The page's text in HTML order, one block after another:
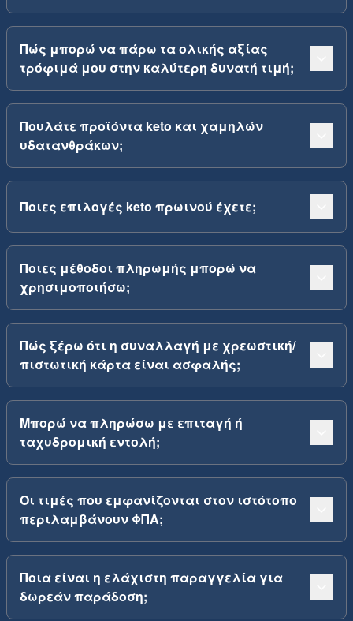
Πώς μπορώ να πάρω τα ολικής αξίας
τρόφιμά μου στην καλύτερη δυνατή τιμή;
Πουλάτε προϊόντα keto και χαμηλών
υδατανθράκων;
Ποιες επιλογές keto πρωινού έχετε;
Ποιες μέθοδοι πληρωμής μπορώ να
χρησιμοποιήσω;
Πώς ξέρω ότι η συναλλαγή με χρεωστική/
πιστωτική κάρτα είναι ασφαλής;
Μπορώ να πληρώσω με επιταγή ή
ταχυδρομική εντολή;
Οι τιμές που εμφανίζονται στον ιστότοπο
περιλαμβάνουν ΦΠΑ;
Ποια είναι η ελάχιστη παραγγελία για
δωρεάν παράδοση;